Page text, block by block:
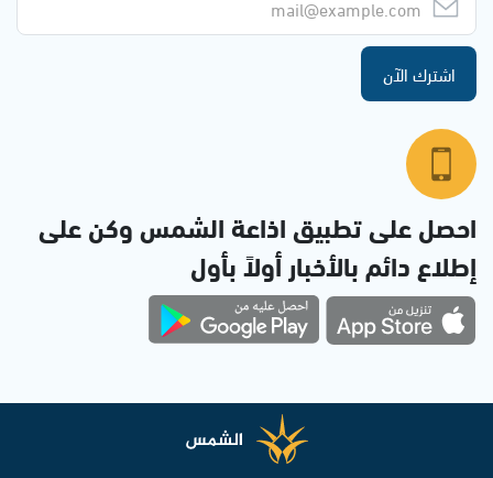
اشترك الآن
احصل على تطبيق اذاعة الشمس وكن على
إطلاع دائم بالأخبار أولاً بأول